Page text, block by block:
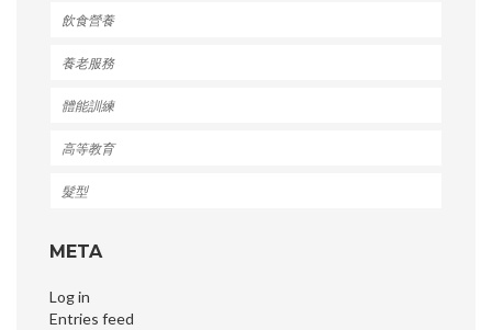
飲食營養
養老服務
體能訓練
高等教育
髮型
META
Log in
Entries feed